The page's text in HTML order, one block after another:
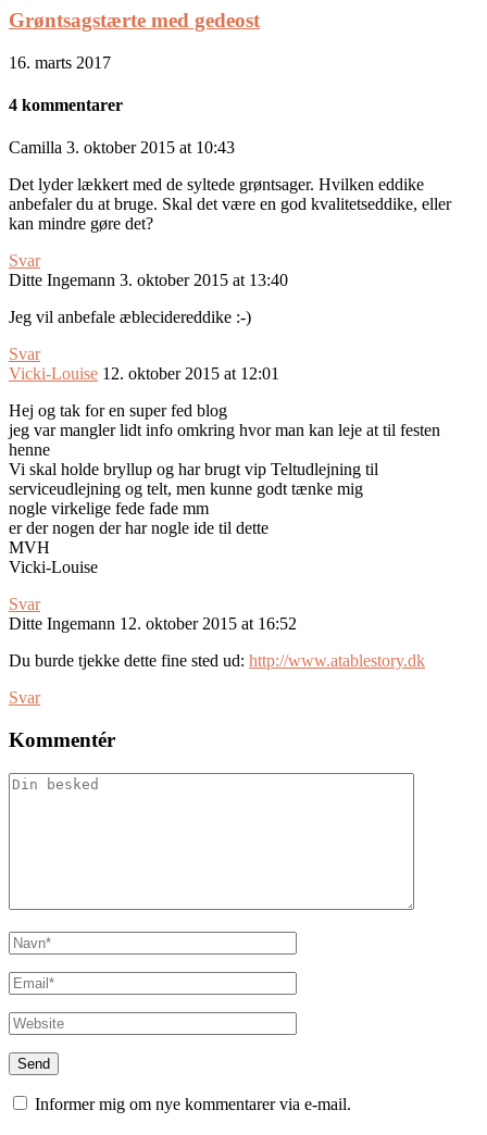
Grøntsagstærte med gedeost
16. marts 2017
4 kommentarer
Camilla 3. oktober 2015 at 10:43
Det lyder lækkert med de syltede grøntsager. Hvilken eddike
anbefaler du at bruge. Skal det være en god kvalitetseddike, eller
kan mindre gøre det?
Svar
Ditte Ingemann 3. oktober 2015 at 13:40
Jeg vil anbefale æblecidereddike :-)
Svar
Vicki-Louise 12. oktober 2015 at 12:01
Hej og tak for en super fed blog
jeg var mangler lidt info omkring hvor man kan leje at til festen
henne
Vi skal holde bryllup og har brugt vip Teltudlejning til
serviceudlejning og telt, men kunne godt tænke mig
nogle virkelige fede fade mm
er der nogen der har nogle ide til dette
MVH
Vicki-Louise
Svar
Ditte Ingemann 12. oktober 2015 at 16:52
Du burde tjekke dette fine sted ud: http://www.atablestory.dk
Svar
Kommentér
Informer mig om nye kommentarer via e-mail.